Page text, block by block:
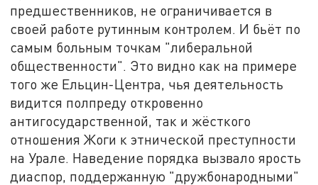
предшественников, не ограничивается в
своей работе рутинным контролем. И бьёт по
самым больным точкам "либеральной
общественности". Это видно как на примере
того же Ельцин-Центра, чья деятельность
видится полпреду откровенно
антигосударственной, так и жёсткого
отношения Жоги к этнической преступности
на Урале. Наведение порядка вызвало ярость
диаспор, поддержанную "дружбонародными"